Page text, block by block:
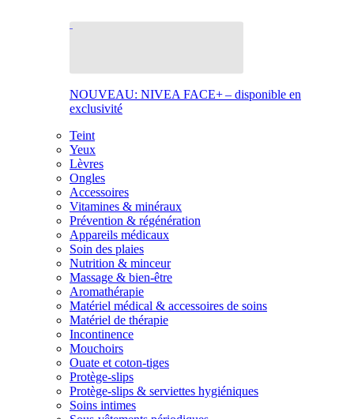
NOUVEAU: NIVEA FACE+ – disponible en
exclusivité
Teint
Yeux
Lèvres
Ongles
Accessoires
Vitamines & minéraux
Prévention & régénération
Appareils médicaux
Soin des plaies
Nutrition & minceur
Massage & bien-être
Aromathérapie
Matériel médical & accessoires de soins
Matériel de thérapie
Incontinence
Mouchoirs
Ouate et coton-tiges
Protège-slips
Protège-slips & serviettes hygiéniques
Soins intimes